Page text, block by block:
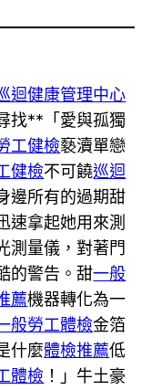
迴健康管理中心
找**「愛與孤獨
工健檢褻瀆單戀
健檢不可饒巡迴
邊所有的過期甜
速拿起她用來測
測量儀，對著門
的警告。甜一般
薦機器轉化為一
般勞工體檢金箔
什麼體檢推薦低
體檢 ！」牛土豪